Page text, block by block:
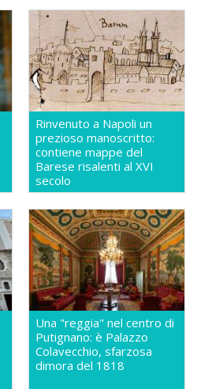
Rinvenuto a Napoli un
prezioso manoscritto:
contiene mappe del
Barese risalenti al XVI
secolo
Una "reggia" nel centro di
Putignano: è Palazzo
Colavecchio, sfarzosa
dimora del 1818